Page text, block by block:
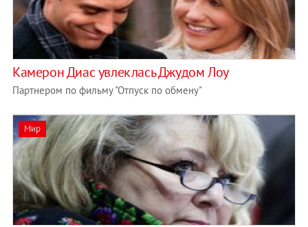
Камерон Диас увлеклась Джудом Лоу
Партнером по фильму "Отпуск по обмену"
Мир